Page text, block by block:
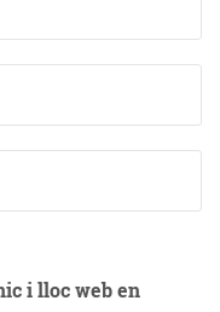
i lloc web en